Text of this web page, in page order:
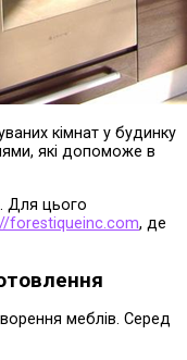
кімнат у будинку
які допоможе в
Для цього
forestiqueinc.com, де
меблів. Серед